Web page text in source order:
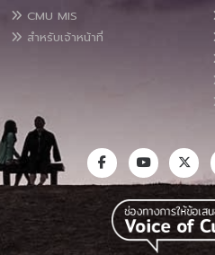
CMU MIS
สำหรับเจ้าหน้าที่